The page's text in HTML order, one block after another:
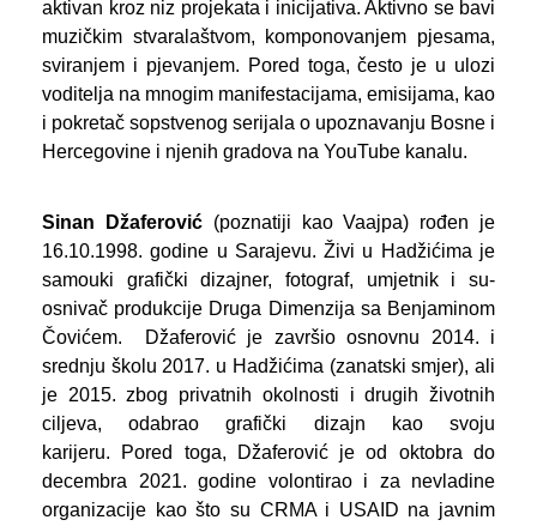
aktivan kroz niz projekata i inicijativa. Aktivno se bavi
muzičkim stvaralaštvom, komponovanjem pjesama,
sviranjem i pjevanjem. Pored toga, često je u ulozi
voditelja na mnogim manifestacijama, emisijama, kao
i pokretač sopstvenog serijala o upoznavanju Bosne i
Hercegovine i njenih gradova na YouTube kanalu.
Sinan Džaferović(poznatiji kao Vaajpa) rođen je
16.10.1998. godine u Sarajevu. Živi u Hadžićima je
samouki grafički dizajner, fotograf, umjetnik i su-
osnivač produkcije Druga Dimenzija sa Benjaminom
Čovićem. Džaferović je završio osnovnu 2014. i
srednju školu 2017. u Hadžićima (zanatski smjer), ali
je 2015. zbog privatnih okolnosti i drugih životnih
ciljeva, odabrao grafički dizajn kao svoju
karijeru. Pored toga, Džaferović je od oktobra do
decembra 2021. godine volontirao i za nevladine
organizacije kao što su CRMA i USAID na javnim